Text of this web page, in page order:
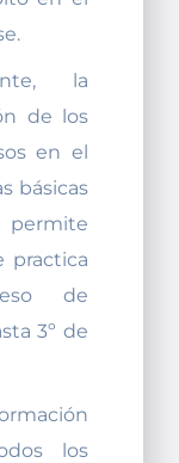
la
de los
en el
básicas
permite
practica
de
3º de
los